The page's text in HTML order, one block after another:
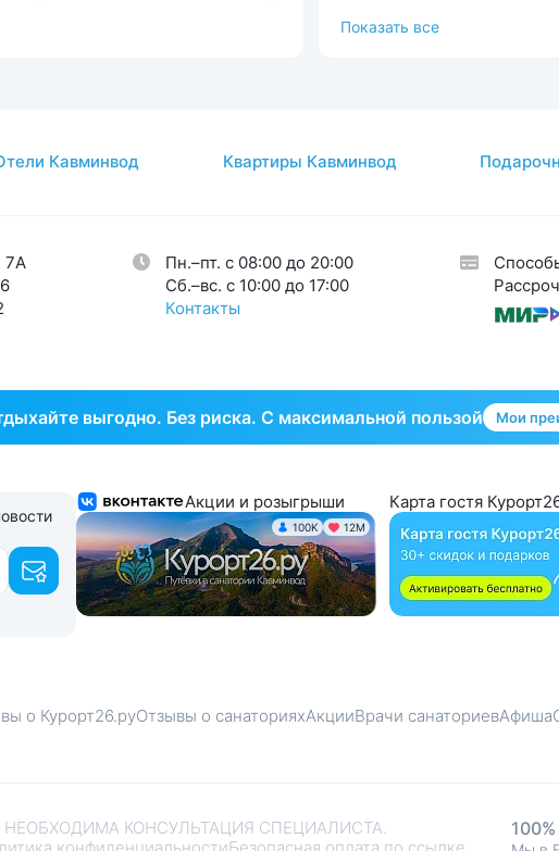
Суставы 26
Эстетическая гинекология 1
В окружении леса
Показать все
Кавминвод Квартиры Кавминвод
7A
Пн.–пт. с 08:00 до 20:00
Cб.–вс. с 10:00 до 17:00
Контакты
выгодно. Без риска. С максимальной пользой Мои
Акции и розыгрыши
100K 12М
Карта гостя
о Курорт26.руОтзывы о санаторияхАкцииВрачи санаториевАфиша
КОНСУЛЬТАЦИЯ СПЕЦИАЛИСТА.
конфиденциальностиБезопасная оплата по ссылке